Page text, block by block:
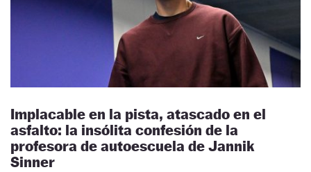
Implacable en la pista, atascado en el
asfalto: la insólita confesión de la
profesora de autoescuela de Jannik
Sinner